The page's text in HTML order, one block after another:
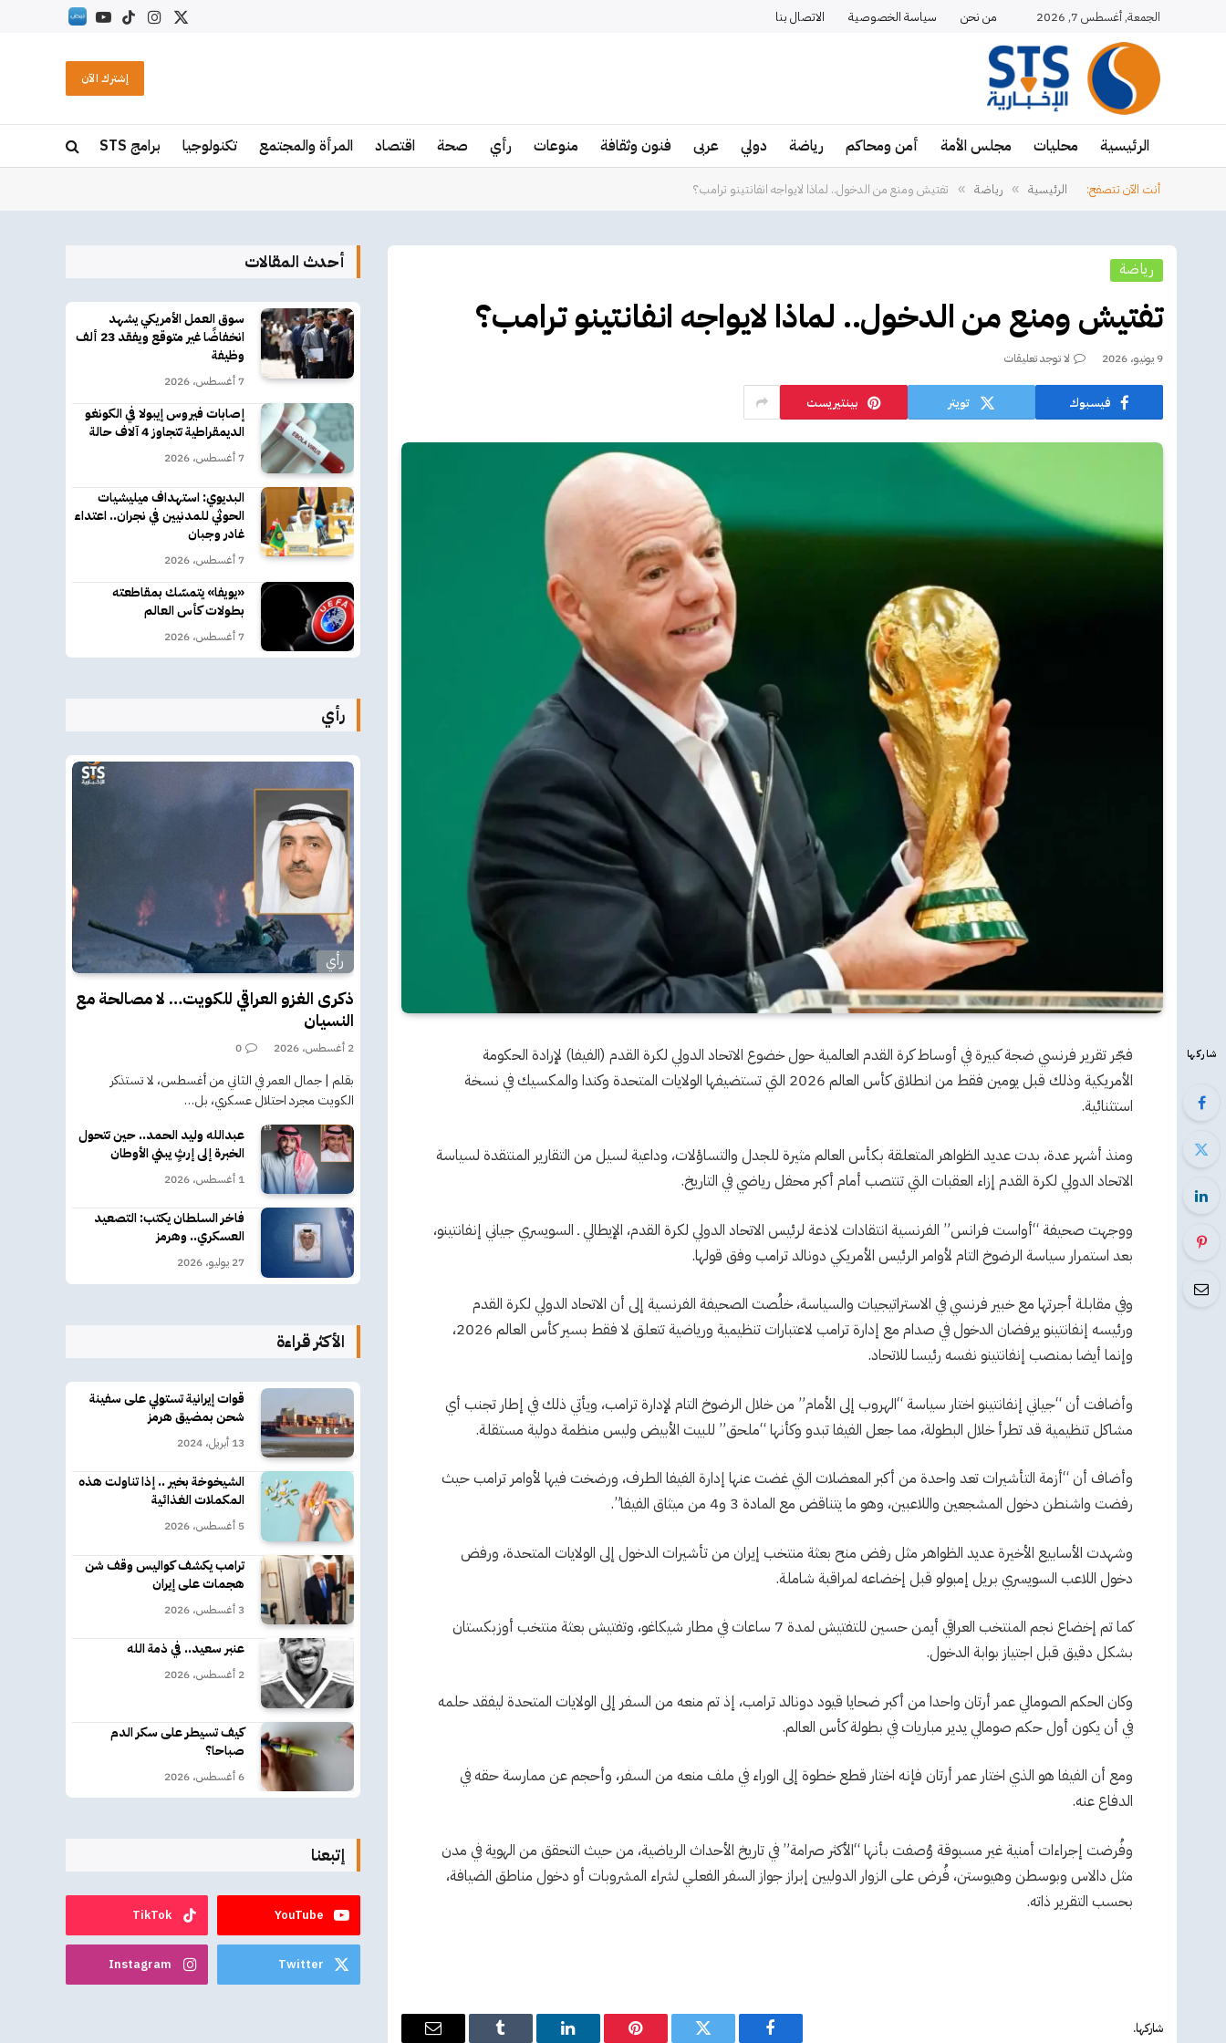
الجمعة, أغسطس 7, 2026 من نحن سياسة الخصوصية الاتصال بنا
X
الانستغرام
تيكتوكيوتيوب
RSS
إشترك الآن
الرئيسية محليات مجلس الأمة أمن ومحاكم رياضة دولي عربى فنون وثقافة منوعات رأي صحة اقتصاد المرأة والمجتمع تكنولوجيا برامج STS
أنت الآن تتصفح: الرئيسية » رياضة » تفتيش ومنع من الدخول.. لماذا لايواجه انفانتينو ترامب؟
رياضة
تفتيش ومنع من الدخول.. لماذا لايواجه انفانتينو ترامب؟
9 يونيو، 2026 لا توجد تعليقات
فيسبوك تويتر بينتيريست
شاركها
فجّر تقرير فرنسي ضجة كبيرة في أوساط كرة القدم العالمية حول خضوع الاتحاد الدولي لكرة القدم (الفيفا) لإرادة الحكومة
الأمريكية وذلك قبل يومين فقط من انطلاق كأس العالم 2026 التي تستضيفها الولايات المتحدة وكندا والمكسيك في نسخة
استثنائية.
ومنذ أشهر عدة، بدت عديد الظواهر المتعلقة بكأس العالم مثيرة للجدل والتساؤلات، وداعية لسيل من التقارير المنتقدة لسياسة
الاتحاد الدولي لكرة القدم إزاء العقبات التي تنتصب أمام أكبر محفل رياضي في التاريخ.
ووجهت صحيفة “أواست فرانس” الفرنسية انتقادات لاذعة لرئيس الاتحاد الدولي لكرة القدم، الإيطالي ـ السويسري جياني إنفانتينو،
بعد استمرار سياسة الرضوخ التام لأوامر الرئيس الأمريكي دونالد ترامب وفق قولها.
وفي مقابلة أجرتها مع خبير فرنسي في الاستراتيجيات والسياسة، خلُصت الصحيفة الفرنسية إلى أن الاتحاد الدولي لكرة القدم
ورئيسه إنفانتينو يرفضان الدخول في صدام مع إدارة ترامب لاعتبارات تنظيمية ورياضية تتعلق لا فقط بسير كأس العالم 2026،
وإنما أيضا بمنصب إنفانتينو نفسه رئيسا للاتحاد.
وأضافت أن “جياني إنفانتينو اختار سياسة “الهروب إلى الأمام” من خلال الرضوخ التام لإدارة ترامب، ويأتي ذلك في إطار تجنب أي
مشاكل تنظيمية قد تطرأ خلال البطولة، مما جعل الفيفا تبدو وكأنها “ملحق” للبيت الأبيض وليس منظمة دولية مستقلة.
وأضاف أن “أزمة التأشيرات تعد واحدة من أكبر المعضلات التي غضت عنها إدارة الفيفا الطرف، ورضخت فيها لأوامر ترامب حيث
رفضت واشنطن دخول المشجعين واللاعبين، وهو ما يتناقض مع المادة 3 و4 من ميثاق الفيفا”.
وشهدت الأسابيع الأخيرة عديد الظواهر مثل رفض منح بعثة منتخب إيران من تأشيرات الدخول إلى الولايات المتحدة، ورفض
دخول اللاعب السويسري بريل إمبولو قبل إخضاعه لمراقبة شاملة.
كما تم إخضاع نجم المنتخب العراقي أيمن حسين للتفتيش لمدة 7 ساعات في مطار شيكاغو، وتفتيش بعثة منتخب أوزبكستان
بشكل دقيق قبل اجتياز بوابة الدخول.
وكان الحكم الصومالي عمر أرتان واحدا من أكبر ضحايا قيود دونالد ترامب، إذ تم منعه من السفر إلى الولايات المتحدة ليفقد حلمه
في أن يكون أول حكم صومالي يدير مباريات في بطولة كأس العالم.
ومع أن الفيفا هو الذي اختار عمر أرتان فإنه اختار قطع خطوة إلى الوراء في ملف منعه من السفر، وأحجم عن ممارسة حقه في
الدفاع عنه.
وفُرضت إجراءات أمنية غير مسبوقة وُصفت بأنها “الأكثر صرامة” في تاريخ الأحداث الرياضية، من حيث التحقق من الهوية في مدن
مثل دالاس وبوسطن وهيوستن، فُرض على الزوار الدوليين إبراز جواز السفر الفعلي لشراء المشروبات أو دخول مناطق الضيافة،
بحسب التقرير ذاته.
شاركها.
أحدث المقالات
سوق العمل الأمريكي يشهد
انخفاضًا غير متوقع ويفقد 23 ألف
وظيفة
7 أغسطس، 2026
إصابات فيروس إيبولا في الكونغو
الديمقراطية تتجاوز 4 آلاف حالة
7 أغسطس، 2026
البديوي: استهداف ميليشيات
الحوثي للمدنيين في نجران.. اعتداء
غادر وجبان
7 أغسطس، 2026
«يويفا» يتمسّك بمقاطعته
بطولات كأس العالم
7 أغسطس، 2026
رأي
رأي
ذكرى الغزو العراقي للكويت… لا مصالحة مع
النسيان
2 أغسطس، 2026 0
بقلم | جمال العمر في الثاني من أغسطس، لا تستذكر
الكويت مجرد احتلال عسكري، بل…
عبدالله وليد الحمد.. حين تتحول
الخبرة إلى إرثٍ يبني الأوطان
1 أغسطس، 2026
فاخر السلطان يكتب: التصعيد
العسكري.. وهرمز
27 يوليو، 2026
الأكثر قراءة
قوات إيرانية تستولي على سفينة
شحن بمضيق هرمز
13 أبريل، 2024
الشيخوخة بخير .. إذا تناولت هذه
المكملات الغذائية
5 أغسطس، 2026
ترامب يكشف كواليس وقف شن
هجمات على إيران
3 أغسطس، 2026
عنبر سعيد.. في ذمة الله
2 أغسطس، 2026
كيف تسيطر على سكر الدم
صباحا؟
6 أغسطس، 2026
إتبعنا
YouTube
TikTok
Twitter
Instagram